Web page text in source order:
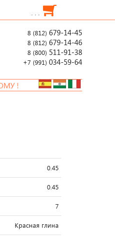
. . .
8 (812) 679-14-45
8 (812) 679-14-46
8 (800) 511-91-38
+7 (991) 034-59-64
0.45
0.45
7
Красная глина